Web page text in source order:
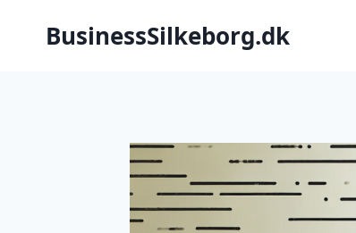
BusinessSilkeborg.dk